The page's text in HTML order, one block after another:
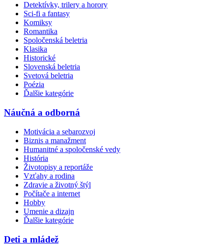
Detektívky, trilery a horory
Sci-fi a fantasy
Komiksy
Romantika
Spoločenská beletria
Klasika
Historické
Slovenská beletria
Svetová beletria
Poézia
Ďalšie kategórie
Náučná a odborná
Motivácia a sebarozvoj
Biznis a manažment
Humanitné a spoločenské vedy
História
Životopisy a reportáže
Vzťahy a rodina
Zdravie a životný štýl
Počítače a internet
Hobby
Umenie a dizajn
Ďalšie kategórie
Deti a mládež